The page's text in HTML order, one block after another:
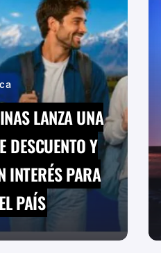
LANZA UNA
Y
INTERÉS PARA
PAÍS